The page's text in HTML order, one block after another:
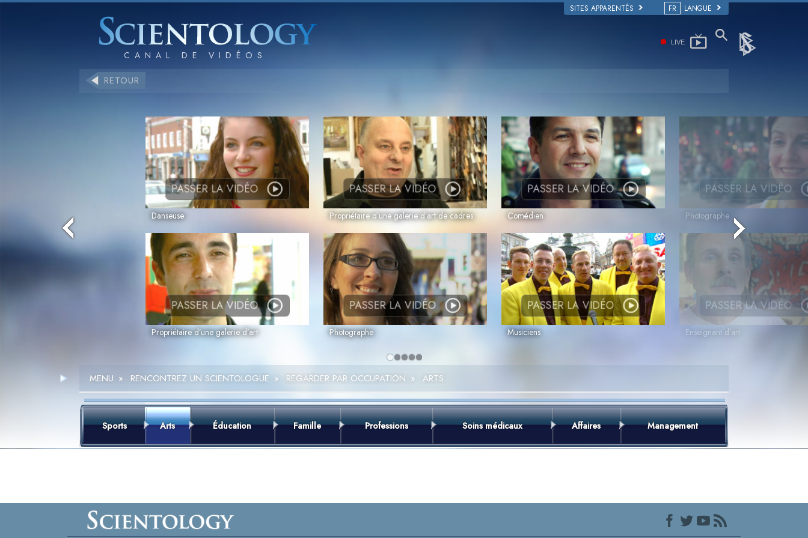
SITES APPARENTÉS FR LANGUE
LIVE
RETOUR
PASSER LA VIDÉO
Danseuse
PASSER LA VIDÉO
Propriétaire d’une galerie d’art de cadres
PASSER LA VIDÉO
Comédien
PASSER LA VIDÉO
Propriétaire d’une galerie d’art
PASSER LA VIDÉO
Photographe
PASSER LA VIDÉO
Musiciens
PASSER LA VIDÉO
Photographe
PASSER LA VIDÉO
Enseignant d’art
MENU » RENCONTREZ UN SCIENTOLOGUE » REGARDER PAR OCCUPATION » ARTS
Sports Arts Éducation Famille Professions Soins médicaux Affaires Management